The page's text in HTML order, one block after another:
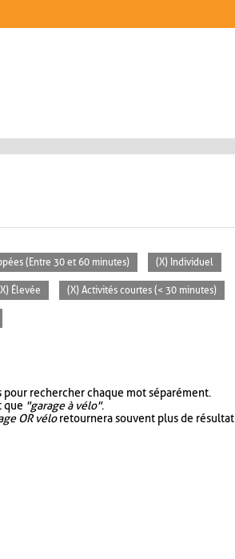
(Entre 30 et 60 minutes) (X) Individuel
Élevée (X) Activités courtes (< 30 minutes)
rechercher chaque mot séparément.
que "garage à vélo".
OR véloretournera souvent plus de résultat